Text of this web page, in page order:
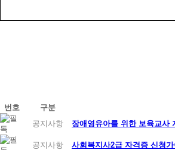
번호 구분
공지사항
장애영유아를 위한 보육교사
공지사항 사회복지사2급 자격증 신청